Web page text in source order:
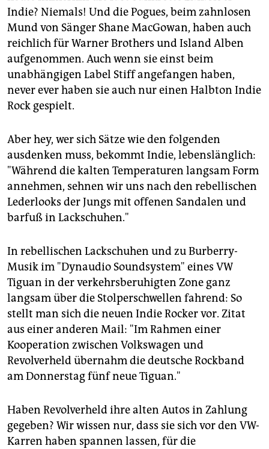
Indie? Niemals! Und die Pogues, beim zahnlosen
Mund von Sänger Shane MacGowan, haben auch
reichlich für Warner Brothers und Island Alben
aufgenommen. Auch wenn sie einst beim
unabhängigen Label Stiff angefangen haben,
never ever haben sie auch nur einen Halbton Indie
Rock gespielt.
Aber hey, wer sich Sätze wie den folgenden
ausdenken muss, bekommt Indie, lebenslänglich:
"Während die kalten Temperaturen langsam Form
annehmen, sehnen wir uns nach den rebellischen
Lederlooks der Jungs mit offenen Sandalen und
barfuß in Lackschuhen."
In rebellischen Lackschuhen und zu Burberry-
Musik im "Dynaudio Soundsystem" eines VW
Tiguan in der verkehrsberuhigten Zone ganz
langsam über die Stolperschwellen fahrend: So
stellt man sich die neuen Indie Rocker vor. Zitat
aus einer anderen Mail: "Im Rahmen einer
Kooperation zwischen Volkswagen und
Revolverheld übernahm die deutsche Rockband
am Donnerstag fünf neue Tiguan."
Haben Revolverheld ihre alten Autos in Zahlung
gegeben? Wir wissen nur, dass sie sich vor den VW-
Karren haben spannen lassen, für die